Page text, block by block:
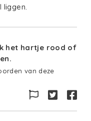
liggen.
het hartje rood of
van deze